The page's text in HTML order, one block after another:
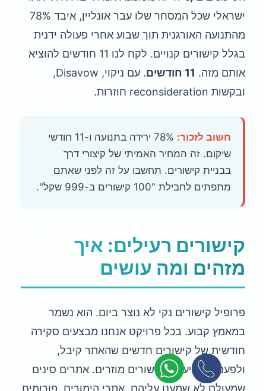
ישראלי שכל המסחר שלו עבר אונליין, איבד 78%
מהתנועה האורגנית תוך שבוע אחרי פעולה ידנית
בגלל קישורים קנויים. לקח לנו 11 חודשים להוציא
אותם מזה. 11 חודשים
. עם ניקוי, Disavow,
ובקשות reconsideration חוזרות.
חשוב לזכור:
78% ירידה בתנועה ו-11 חודשי
שיקום. זה המחיר האמיתי של קיצורי דרך
בבניית קישורים. תחשבו על זה לפני שאתם
מתפתים לחבילת "100 קישורים ב-999 שקל".
קישורים רעילים: איך
מזהים ומה עושים
פרופיל קישורים נקי לא נוצר ביום. הוא נשמר
במאמץ קבוע. בכל פרויקט אנחנו מבצעים סקירה
חודשית של קישורים חדשים שהאתר קיבל,
ולפעמים מגיעים לקישורים מוזרים. אתרים סינים
שמעולם לא שמענו עליהם, אתרי הימורים, פורומים